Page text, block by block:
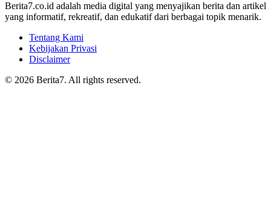
Berita7.co.id adalah media digital yang menyajikan berita dan artikel
yang informatif, rekreatif, dan edukatif dari berbagai topik menarik.
Tentang Kami
Kebijakan Privasi
Disclaimer
© 2026 Berita7. All rights reserved.